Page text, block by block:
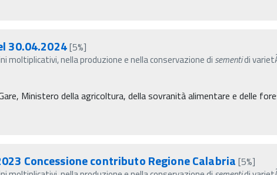
30.04.2024[5%]
moltiplicativi, nella produzione e nella conservazione di sementidi
Ministero della agricoltura, della sovranità alimentare e delle
Concessione contributo Regione Calabria [5%]